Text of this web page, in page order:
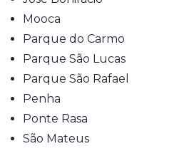
Mooca
Parque do Carmo
Parque São Lucas
Parque São Rafael
Penha
Ponte Rasa
São Mateus